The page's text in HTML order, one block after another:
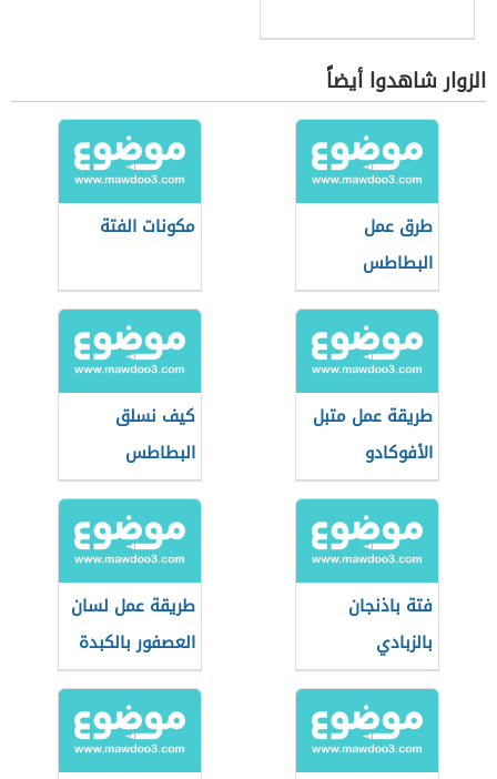
الزوار شاهدوا أيضاً
طرق عمل
البطاطس
مكونات الفتة
طريقة عمل متبل
الأفوكادو
كيف نسلق
البطاطس
فتة باذنجان
بالزبادي
طريقة عمل لسان
العصفور بالكبدة